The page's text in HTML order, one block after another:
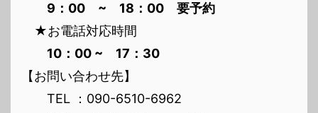
9：00 ~ 18：00 要予約
★お電話対応時間
10：00 ~ 17：30
【お問い合わせ先】
TEL ：090-6510-6962